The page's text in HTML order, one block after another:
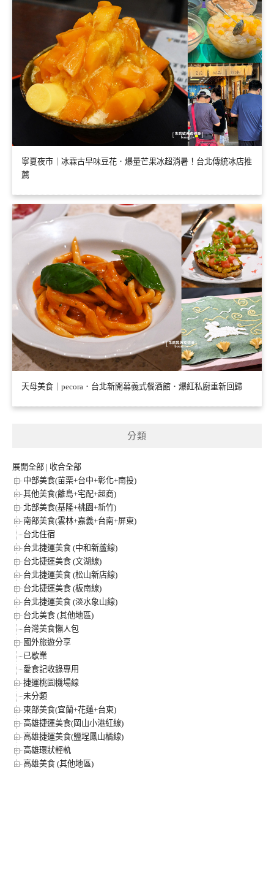
寧夏夜市｜冰霖古早味豆花．爆量芒果冰超消暑！台北傳統冰店推
薦
天母美食｜pecora．台北新開幕義式餐酒館．爆紅私廚重新回歸
分類
展開全部 | 收合全部
中部美食(苗栗+台中+彰化+南投)
其他美食(離島+宅配+超商)
北部美食(基隆+桃園+新竹)
南部美食(雲林+嘉義+台南+屏東)
台北住宿
台北捷運美食 (中和新蘆線)
台北捷運美食 (文湖線)
台北捷運美食 (松山新店線)
台北捷運美食 (板南線)
台北捷運美食 (淡水象山線)
台北美食 (其他地區)
台灣美食懶人包
國外旅遊分享
已歇業
愛食記收錄專用
捷運桃園機場線
未分類
東部美食(宜蘭+花蓮+台東)
高雄捷運美食(岡山小港紅線)
高雄捷運美食(鹽埕鳳山橘線)
高雄環狀輕軌
高雄美食 (其他地區)